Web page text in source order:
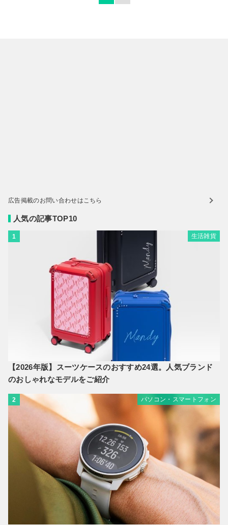
広告掲載のお問い合わせはこちら
人気の記事TOP10
1 生活雑貨
【2026年版】スーツケースのおすすめ24選。人気ブランド
のおしゃれなモデルをご紹介
2 パソコン・スマートフォン